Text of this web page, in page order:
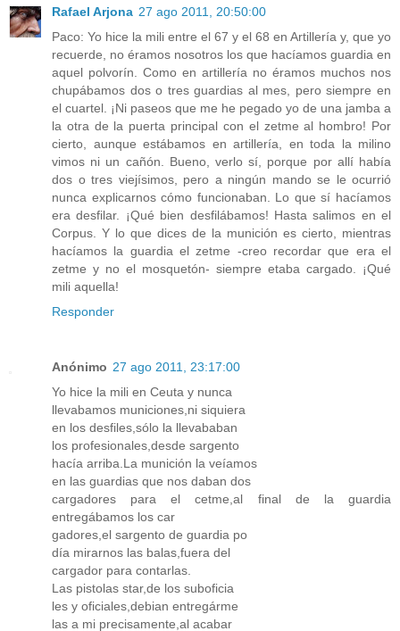
Rafael Arjona 27 ago 2011, 20:50:00
Paco: Yo hice la mili entre el 67 y el 68 en Artillería y, que yo
recuerde, no éramos nosotros los que hacíamos guardia en
aquel polvorín. Como en artillería no éramos muchos nos
chupábamos dos o tres guardias al mes, pero siempre en
el cuartel. ¡Ni paseos que me he pegado yo de una jamba a
la otra de la puerta principal con el zetme al hombro! Por
cierto, aunque estábamos en artillería, en toda la milino
vimos ni un cañón. Bueno, verlo sí, porque por allí había
dos o tres viejísimos, pero a ningún mando se le ocurrió
nunca explicarnos cómo funcionaban. Lo que sí hacíamos
era desfilar. ¡Qué bien desfilábamos! Hasta salimos en el
Corpus. Y lo que dices de la munición es cierto, mientras
hacíamos la guardia el zetme -creo recordar que era el
zetme y no el mosquetón- siempre etaba cargado. ¡Qué
mili aquella!
Responder
Anónimo 27 ago 2011, 23:17:00
Yo hice la mili en Ceuta y nunca
llevabamos municiones,ni siquiera
en los desfiles,sólo la llevababan
los profesionales,desde sargento
hacía arriba.La munición la veíamos
en las guardias que nos daban dos
cargadores para el cetme,al final de la guardia
entregábamos los car
gadores,el sargento de guardia po
día mirarnos las balas,fuera del
cargador para contarlas.
Las pistolas star,de los suboficia
les y oficiales,debian entregárme
las a mi precisamente,al acabar